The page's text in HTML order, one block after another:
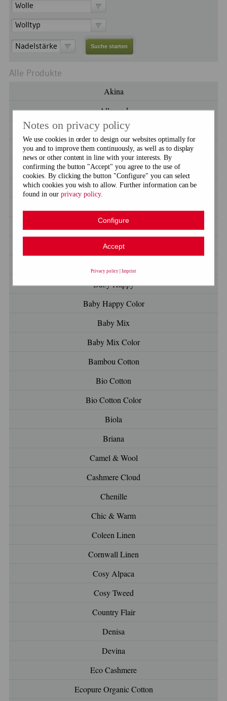
Wolle
Wolltyp
Nadelstärke
Alle Produkte
Akina
Allround
Alpaca Cotton
Alpaca Fluffy
Alpaca Love
Alpaca Silk
Antea Soft
Baby
Baby Happy
Baby Happy Color
Baby Mix
Baby Mix Color
Bambou Cotton
Bio Cotton
Bio Cotton Color
Biola
Briana
Camel & Wool
Cashmere Cloud
Chenille
Chic & Warm
Coleen Linen
Cornwall Linen
Cosy Alpaca
Cosy Tweed
Country Flair
Denisa
Devina
Eco Cashmere
Ecopure Organic Cotton
Notes on privacy policy
We use cookies in order to design our websites optimally for
you and to improve them continuously, as well as to display
news or other content in line with your interests. By
confirming the button "Accept" you agree to the use of
cookies. By clicking the button "Configure" you can select
which cookies you wish to allow. Further information can be
found in our privacy policy.
Configure
Accept
Privacy policy |Imprint